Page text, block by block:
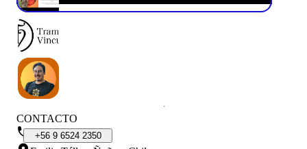
CONTACTO
+56 9 6524 2350